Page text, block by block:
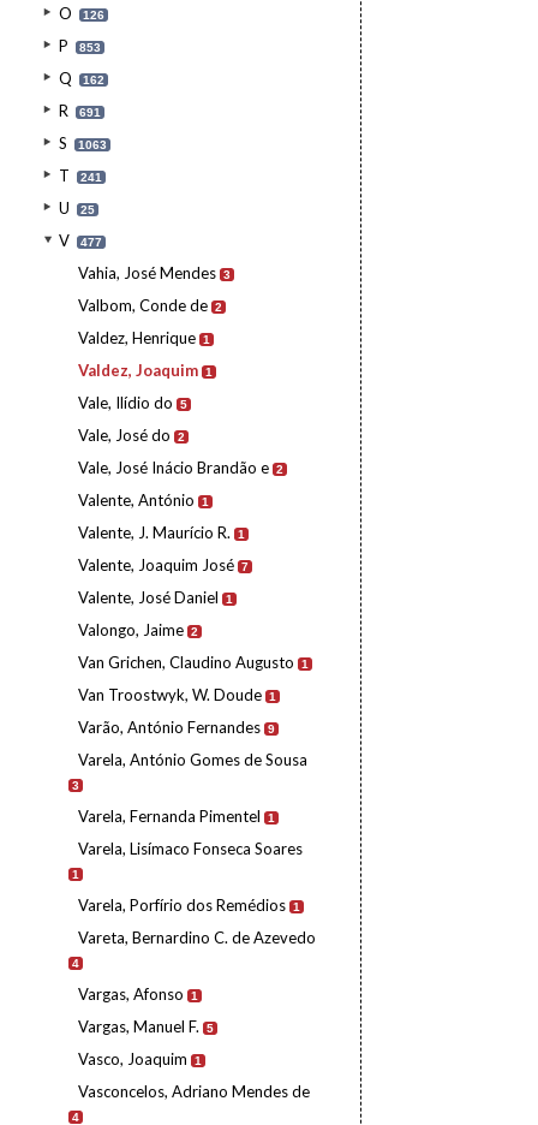
O 126
P 853
Q 162
R 691
S 1063
T 241
U 25
V 477
Vahia, José Mendes 3
Valbom, Conde de 2
Valdez, Henrique 1
Valdez, Joaquim 1
Vale, Ilídio do 5
Vale, José do 2
Vale, José Inácio Brandão e 2
Valente, António 1
Valente, J. Maurício R. 1
Valente, Joaquim José 7
Valente, José Daniel 1
Valongo, Jaime 2
Van Grichen, Claudino Augusto 1
Van Troostwyk, W. Doude 1
Varão, António Fernandes 9
Varela, António Gomes de Sousa
3
Varela, Fernanda Pimentel 1
Varela, Lisímaco Fonseca Soares
1
Varela, Porfírio dos Remédios 1
Vareta, Bernardino C. de Azevedo
4
Vargas, Afonso 1
Vargas, Manuel F. 5
Vasco, Joaquim 1
Vasconcelos, Adriano Mendes de
4